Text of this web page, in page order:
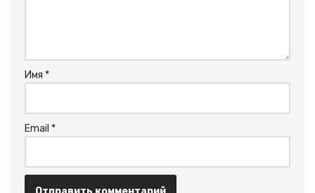
Имя *
Email *